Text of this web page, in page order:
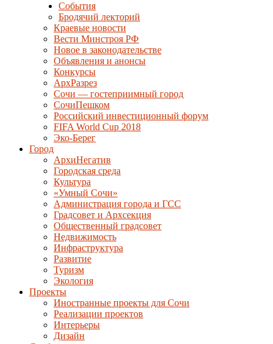
События
Бродячий лекторий
Краевые новости
Вести Минстроя РФ
Новое в законодательстве
Объявления и анонсы
Конкурсы
АрхРазрез
Сочи — гостеприимный город
СочиПешком
Российский инвестиционный форум
FIFA World Cup 2018
Эко-Берег
Город
АрхиНегатив
Городская среда
Культура
«Умный Сочи»
Администрация города и ГСС
Градсовет и Архсекция
Общественный градсовет
Недвижимость
Инфраструктура
Развитие
Туризм
Экология
Проекты
Иностранные проекты для Сочи
Реализации проектов
Интерьеры
Дизайн